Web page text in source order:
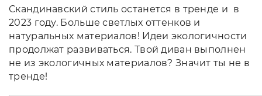
Скандинавский стиль останется в тренде и в
2023 году. Больше светлых оттенков и
натуральных материалов! Идеи экологичности
продолжат развиваться. Твой диван выполнен
не из экологичных материалов? Значит ты не в
тренде!